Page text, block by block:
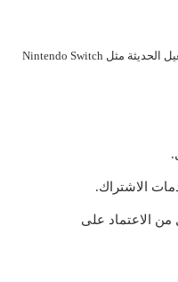
تشير الاتجاهات التقنية إلى أن منصات التشغيل الحديثة مثل Nintendo Switch
الاشتراك.
الاعتماد على